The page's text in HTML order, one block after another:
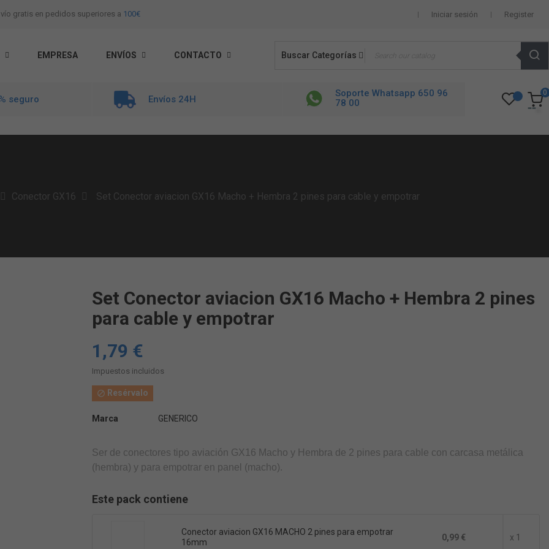
gratis en pedidos superiores a 100€ Iniciar sesión Register
EMPRESA ENVÍOS CONTACTO Buscar Categorías
seguro Envíos 24H
Soporte Whatsapp 650 96
78 00
0
Conector GX16 Set Conector aviacion GX16 Macho + Hembra 2 pines para cable y empotrar
Set Conector aviacion GX16 Macho + Hembra 2 pines
para cable y empotrar
1,79 €
Impuestos incluidos
 Resérvalo
Marca GENERICO
Ser de conectores tipo aviación GX16 Macho y Hembra de 2 pines para cable con carcasa metálica
(hembra) y para empotrar en panel (macho).
Este pack contiene
Conector aviacion GX16 MACHO 2 pines para empotrar
16mm
0,99 € x 1